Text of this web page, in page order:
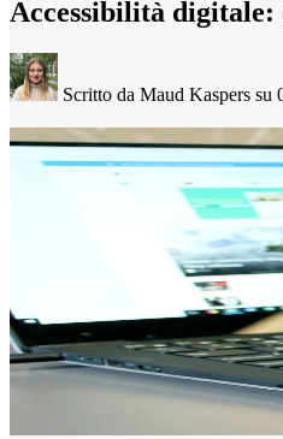
Accessibilità digitale:
Scritto da Maud Kaspers su